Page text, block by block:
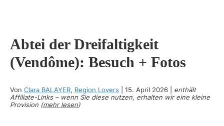
Abtei der Dreifaltigkeit
(Vendôme): Besuch + Fotos
Von Clara BALAYER, Region Lovers 15. April 2026
enthält
Affiliate-Links – wenn Sie diese nutzen, erhalten wir eine kleine
Provision (mehr lesen)